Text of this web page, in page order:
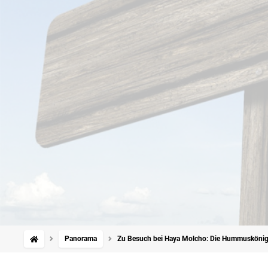
Panorama Zu Besuch bei Haya Molcho: Die